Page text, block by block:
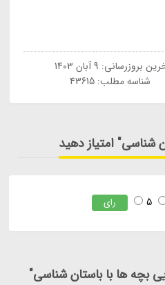
بروزرسانی: 9 آبان 1403
شناسه مطلب: 43615
شناسی" امتیاز دهید
5 رای
بچه ها با باستان شناسی"